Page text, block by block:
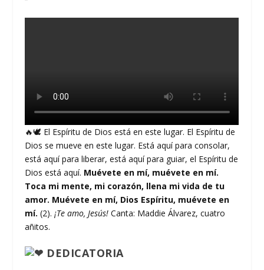
🔥🕊️ El Espíritu de Dios está en este lugar. El Espíritu de
Dios se mueve en este lugar. Está aquí para consolar,
está aquí para liberar, está aquí para guiar, el Espíritu de
Dios está aquí. Muévete en mí, muévete en mí.
Toca mi mente, mi corazón, llena mi vida de tu
amor. Muévete en mí, Dios Espíritu, muévete en
mí. (2). ¡Te amo, Jesús! Canta: Maddie Álvarez, cuatro
añitos.
DEDICATORIA